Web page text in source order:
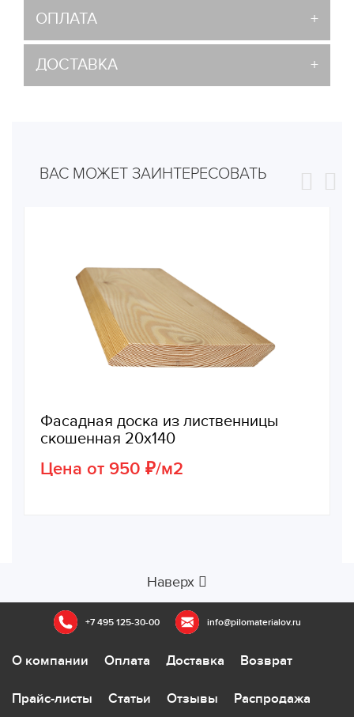
ОПЛАТА
ДОСТАВКА
ВАС МОЖЕТ ЗАИНТЕРЕСОВАТЬ
Фасадная доска из лиственницы
скошенная 20х140
Цена от 950 ₽/м2
Наверх
+7 495 125-30-00 info@pilomaterialov.ru
О компании Оплата Доставка Возврат
Прайс-листы Статьи Отзывы Распродажа